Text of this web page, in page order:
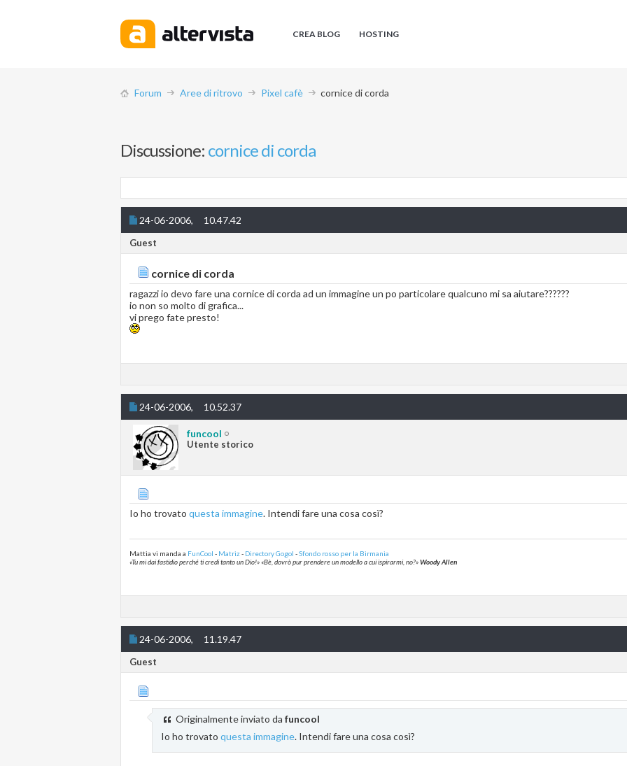
CREA BLOG HOSTING
Forum Aree di ritrovo Pixel cafè
cornice di corda
Discussione: cornice di corda
24-06-2006, 10.47.42
Guest
cornice di corda
ragazzi io devo fare una cornice di corda ad un immagine un po particolare qualcuno mi sa aiutare??????
io non so molto di grafica...
vi prego fate presto!
24-06-2006, 10.52.37
funcool
Utente storico
Io ho trovato questa immagine. Intendi fare una cosa così?
Mattia vi manda a FunCool - Matriz- Directory Gogol -Sfondo rosso per la Birmania
«Tu mi dai fastidio perché ti credi tanto un Dio!» «Bè, dovrò pur prendere un modello a cui ispirarmi, no?»Woody Allen
24-06-2006, 11.19.47
Guest
Originalmente inviato da funcool
Io ho trovato questa immagine. Intendi fare una cosa così?